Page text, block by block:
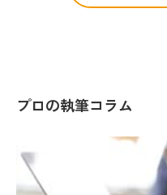
プロの執筆コラム